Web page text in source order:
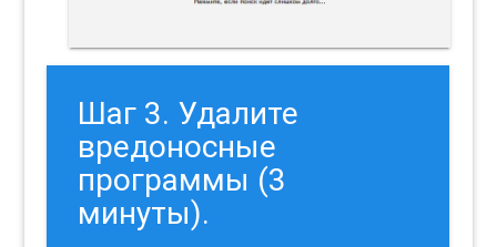
Шаг 3. Удалите
вредоносные
программы (3
минуты).